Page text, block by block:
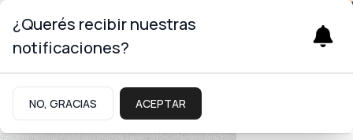
¿Querés recibir nuestras
notificaciones?
NO, GRACIAS ACEPTAR